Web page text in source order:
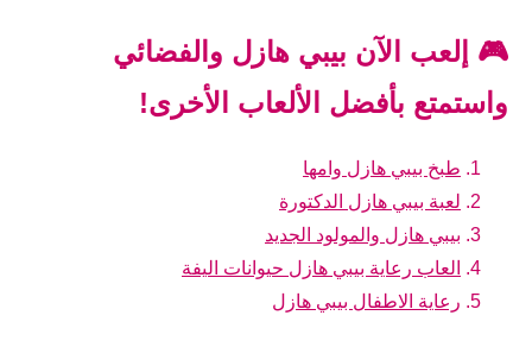
🎮 إلعب الآن بيبي هازل والفضائي
واستمتع بأفضل الألعاب الأخرى!
طبخ بيبي هازل وامها
لعبة بيبي هازل الدكتورة
بيبي هازل والمولود الجديد
العاب رعاية بيبي هازل حيوانات اليفة
رعاية الاطفال بيبي هازل